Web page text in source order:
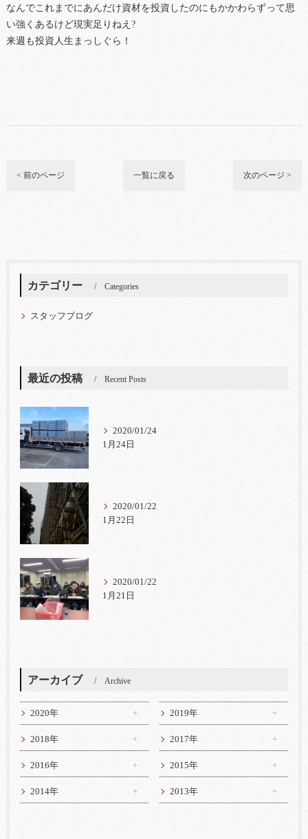
なんでこれまでにあんだけ資材を投資したのにもかかわらずって思
い強くあるけど現実足りねえ?
来週も投資人生まっしぐら！
< 前のページ 一覧に戻る 次のページ >
カテゴリー Categories
スタッフブログ
最近の投稿 Recent Posts
2020/01/24
1月24日
2020/01/22
1月22日
2020/01/22
1月21日
アーカイブ Archive
2020年 2019年
2018年 2017年
2016年 2015年
2014年 2013年